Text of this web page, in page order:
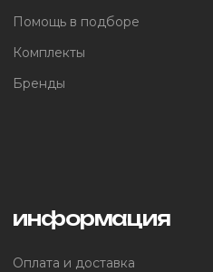
Помощь в подборе
Комплекты
Бренды
информация
Оплата и доставка